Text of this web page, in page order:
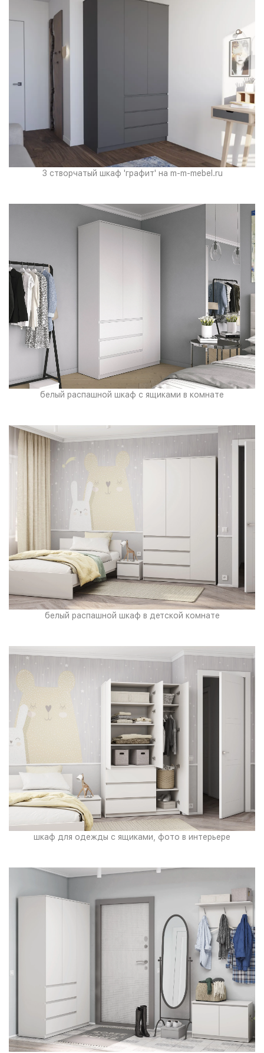
3 створчатый шкаф 'графит' на m-m-mebel.ru
белый распашной шкаф с ящиками в комнате
белый распашной шкаф в детской комнате
шкаф для одежды с ящиками, фото в интерьере